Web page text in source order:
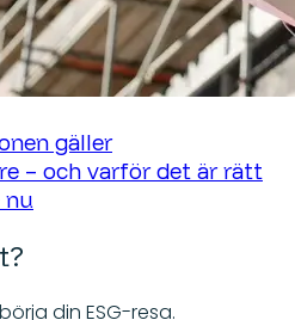
gäller
– och varför det är rätt
nu
din ESG-resa.